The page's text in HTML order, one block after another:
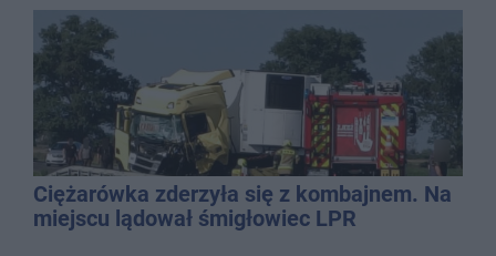
Ciężarówka zderzyła się z kombajnem. Na
miejscu lądował śmigłowiec LPR